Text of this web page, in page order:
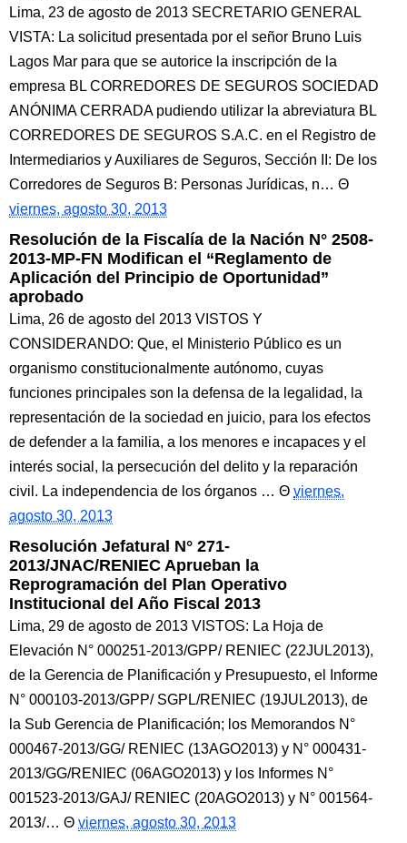
Lima, 23 de agosto de 2013 SECRETARIO GENERAL
VISTA: La solicitud presentada por el señor Bruno Luis
Lagos Mar para que se autorice la inscripción de la
empresa BL CORREDORES DE SEGUROS SOCIEDAD
ANÓNIMA CERRADA pudiendo utilizar la abreviatura BL
CORREDORES DE SEGUROS S.A.C. en el Registro de
Intermediarios y Auxiliares de Seguros, Sección II: De los
Corredores de Seguros B: Personas Jurídicas, n…
viernes, agosto 30, 2013
Resolución de la Fiscalía de la Nación N° 2508-
2013-MP-FN Modifican el “Reglamento de
Aplicación del Principio de Oportunidad”
aprobado
Lima, 26 de agosto del 2013 VISTOS Y
CONSIDERANDO: Que, el Ministerio Público es un
organismo constitucionalmente autónomo, cuyas
funciones principales son la defensa de la legalidad, la
representación de la sociedad en juicio, para los efectos
de defender a la familia, a los menores e incapaces y el
interés social, la persecución del delito y la reparación
civil. La independencia de los órganos …
viernes,
agosto 30, 2013
Resolución Jefatural N° 271-
2013/JNAC/RENIEC Aprueban la
Reprogramación del Plan Operativo
Institucional del Año Fiscal 2013
Lima, 29 de agosto de 2013 VISTOS: La Hoja de
Elevación N° 000251-2013/GPP/ RENIEC (22JUL2013),
de la Gerencia de Planificación y Presupuesto, el Informe
N° 000103-2013/GPP/ SGPL/RENIEC (19JUL2013), de
la Sub Gerencia de Planificación; los Memorandos N°
000467-2013/GG/ RENIEC (13AGO2013) y N° 000431-
2013/GG/RENIEC (06AGO2013) y los Informes N°
001523-2013/GAJ/ RENIEC (20AGO2013) y N° 001564-
2013/…
viernes, agosto 30, 2013